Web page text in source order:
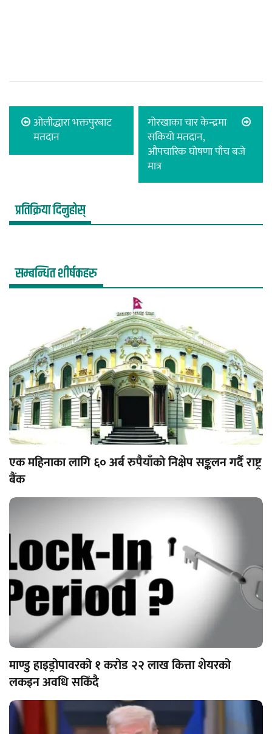
ओलीद्धारा भक्तपुरबाट
मतदान
गोरखाका चार केन्द्रमा
सकियो मतदान,
औपचारिक घोषणा पाँच बजे
मात्र
प्रतिक्रिया दिनुहोस्
सम्बन्धित शीर्षकहरु
एक महिनाका लागि ६० अर्ब रुपैयाँको निक्षेप सङ्कलन गर्दै राष्ट्र
बैंक
माण्डु हाइड्रोपावरको १ करोड २२ लाख कित्ता शेयरको
लकइन अवधि सकिँदै